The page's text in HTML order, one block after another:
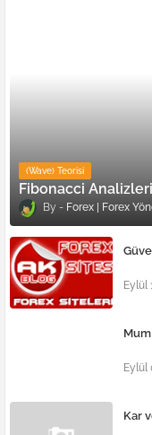
(Wave) Teorisi
Fibonacci
Forex | Forex
Eylül
Eylül
Kar